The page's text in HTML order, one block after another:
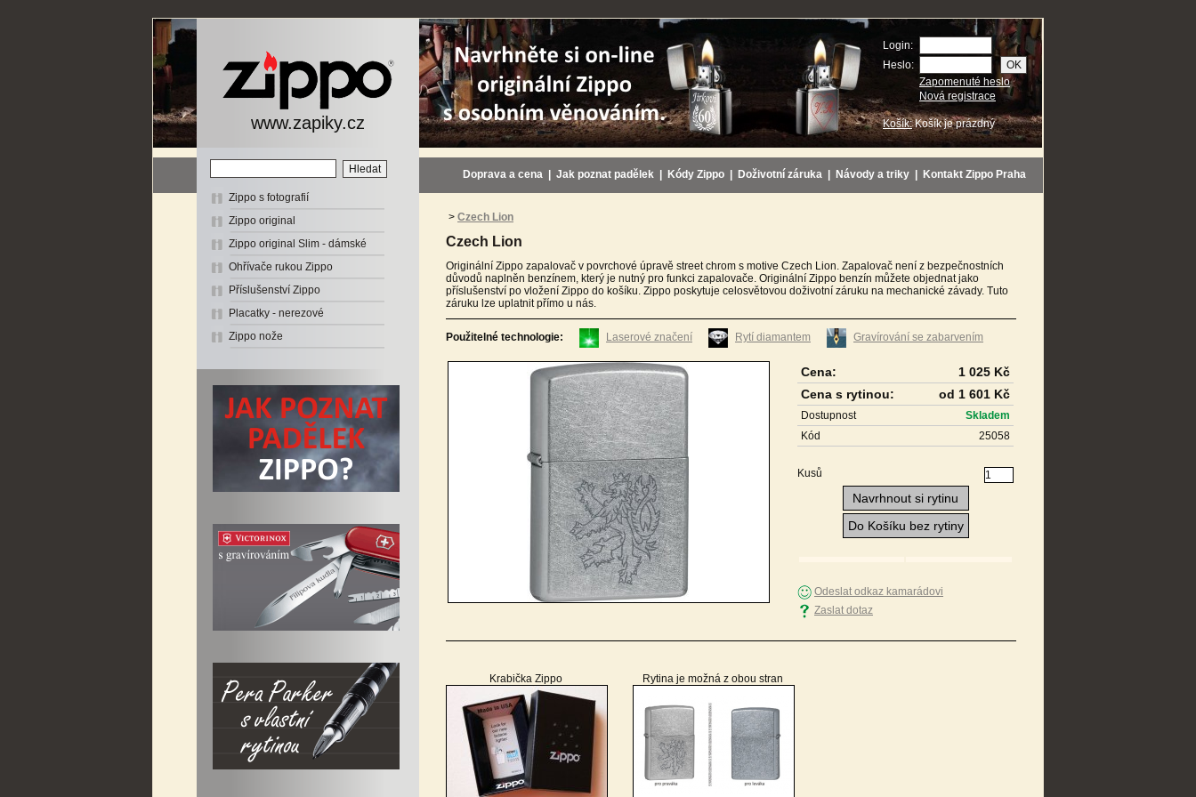
www.zapiky.cz
Login:
Heslo:
Zapomenuté heslo
Nová registrace
Košík:Košík je prázdný
Zippo s fotografií
Zippo original
Zippo original Slim - dámské
Ohřívače rukou Zippo
Příslušenství Zippo
Placatky - nerezové
Zippo nože
Doprava a cena Jak poznat padělek Kódy Zippo Doživotní záruka Návody a triky Kontakt Zippo Praha
> Czech Lion
Czech Lion
Originální Zippo zapalovač v povrchové úpravě street chrom s motive Czech Lion. Zapalovač není z bezpečnostních
důvodů naplněn benzínem, který je nutný pro funkci zapalovače. Originální Zippo benzín můžete objednat jako
příslušenství po vložení Zippo do košíku. Zippo poskytuje celosvětovou doživotní záruku na mechanické závady. Tuto
záruku lze uplatnit přímo u nás.
Použitelné technologie: Laserové značení Rytí diamantem Gravírování se zabarvením
Cena:
1 025 Kč
Cena s rytinou:
od 1 601 Kč
Dostupnost
Skladem
Kód
25058
Kusů
Navrhnout si rytinu
Do Košíku bez rytiny
Odeslat odkaz kamarádovi
Zaslat dotaz
Krabička Zippo Rytina je možná z obou stran